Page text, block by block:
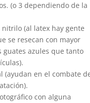
(o 3 dependiendo de la
(al latex hay gente
se resecan con mayor
guates azules que tanto
(ayudan en el combate
con alguna